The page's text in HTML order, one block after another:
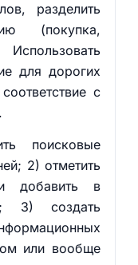
разделить
(покупка,
для дорогих
с
поисковые
2) отметить
добавить в
3) создать
или вообще